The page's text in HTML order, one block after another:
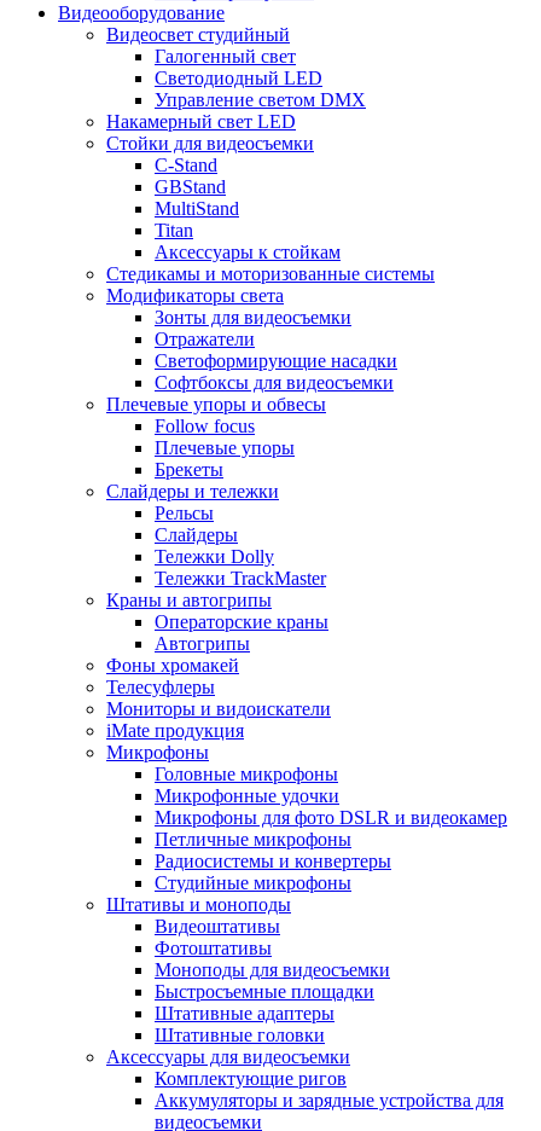
Видеооборудование
Видеосвет студийный
Галогенный свет
Светодиодный LED
Управление светом DMX
Накамерный свет LED
Стойки для видеосъемки
C-Stand
GBStand
MultiStand
Titan
Аксессуары к стойкам
Стедикамы и моторизованные системы
Модификаторы света
Зонты для видеосъемки
Отражатели
Светоформирующие насадки
Софтбоксы для видеосъемки
Плечевые упоры и обвесы
Follow focus
Плечевые упоры
Брекеты
Слайдеры и тележки
Рельсы
Слайдеры
Тележки Dolly
Тележки TrackMaster
Краны и автогрипы
Операторские краны
Автогрипы
Фоны хромакей
Телесуфлеры
Мониторы и видоискатели
iMate продукция
Микрофоны
Головные микрофоны
Микрофонные удочки
Микрофоны для фото DSLR и видеокамер
Петличные микрофоны
Радиосистемы и конвертеры
Студийные микрофоны
Штативы и моноподы
Видеоштативы
Фотоштативы
Моноподы для видеосъемки
Быстросъемные площадки
Штативные адаптеры
Штативные головки
Аксессуары для видеосъемки
Комплектующие ригов
Аккумуляторы и зарядные устройства для
видеосъемки